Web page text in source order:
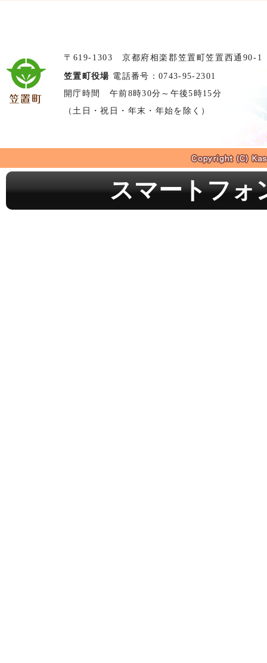
〒619-1303 京都府相楽郡笠置町笠置西通90-1
笠置町役場 電話番号：0743-95-2301
開庁時間 午前8時30分～午後5時15分
（土日・祝日・年末・年始を除く）
スマートフォ